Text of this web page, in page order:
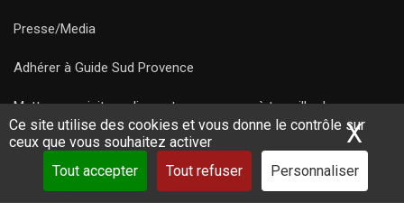
Ce site utilise des cookies et vous donne le contrôle sur
ceux que vous souhaitez activer
Tout accepter
Tout refuser Personnaliser
X
Presse/Media
Adhérer à Guide Sud Provence
Mettre une visite en ligne et commencez à travailler !